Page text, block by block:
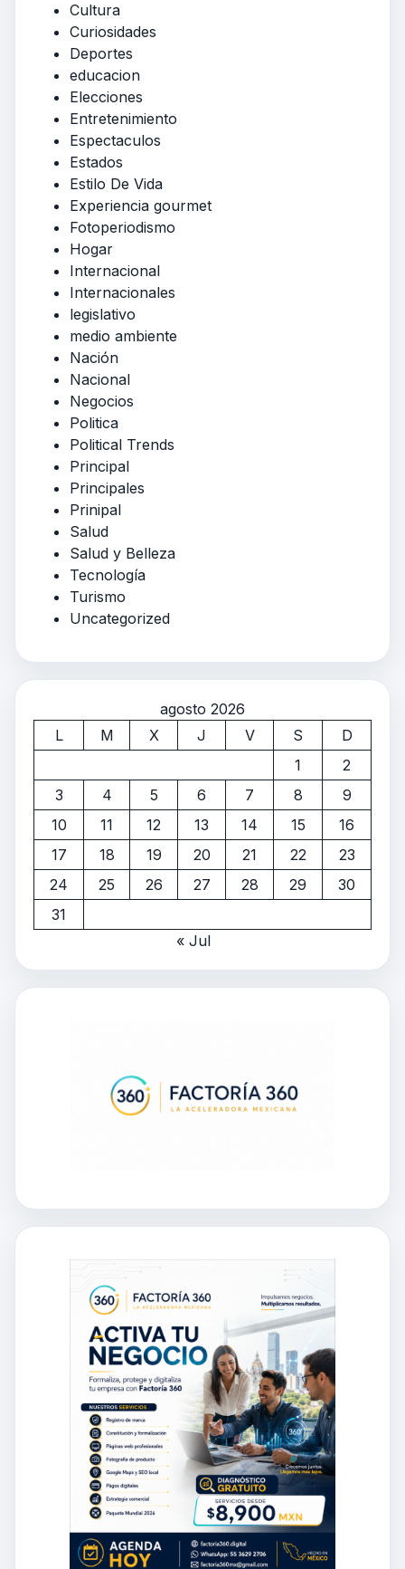
Cultura
Curiosidades
Deportes
educacion
Elecciones
Entretenimiento
Espectaculos
Estados
Estilo De Vida
Experiencia gourmet
Fotoperiodismo
Hogar
Internacional
Internacionales
legislativo
medio ambiente
Nación
Nacional
Negocios
Politica
Political Trends
Principal
Principales
Prinipal
Salud
Salud y Belleza
Tecnología
Turismo
Uncategorized
agosto 2026
L
M X J V S
D
1
2
3
4 5 6 7 8
9
10
11 12 13 14 15
16
17
18 19 20 21 22
23
24
25 26 27 28 29
30
31
« Jul